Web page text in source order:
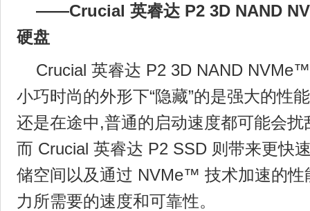
——Crucial 英睿达 P2 3D NAND
硬盘
Crucial 英睿达 P2 3D NAND
小巧时尚的外形下“隐藏”的是强大的性
还是在途中,普通的启动速度都可能会
而 Crucial 英睿达 P2 SSD 则带来更快
储空间以及通过 NVMe™ 技术加速的性
力所需要的速度和可靠性。